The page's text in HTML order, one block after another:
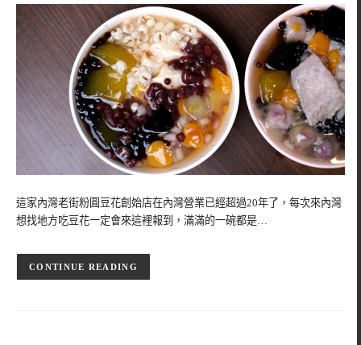
這家內灣老街粉圓豆花創始店在內灣營業已經超過20年了，每次來內灣
想找地方吃豆花一定會來這裡報到，滿滿的一碗都是…
CONTINUE READING